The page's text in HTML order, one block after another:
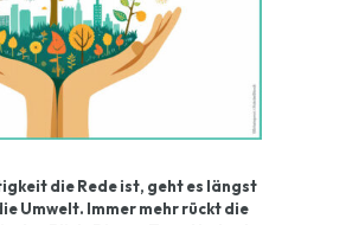
die Rede ist, geht es längst
Umwelt. Immer mehr rückt die